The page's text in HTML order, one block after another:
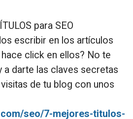
para SEO
escribir en los artículos
click en ellos? No te
a darte las claves secretas
de tu blog con unos
seo/7-mejores-titulos-